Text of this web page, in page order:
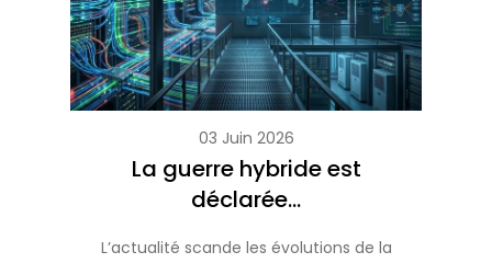
03 Juin 2026
La guerre hybride est
déclarée…
L’actualité scande les évolutions de la